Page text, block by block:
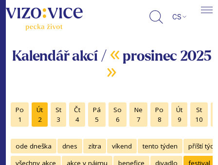
CS
Kalendář akcí / « prosinec 2025
»
Po
1
Út
2
St
3
Čt
4
Pá
5
So
6
Ne
7
Po
8
Út
9
St
10
ode dneška dnes zítra víkend tento týden
příští
všechny akce
akce v nájmu benefice divadlo festival